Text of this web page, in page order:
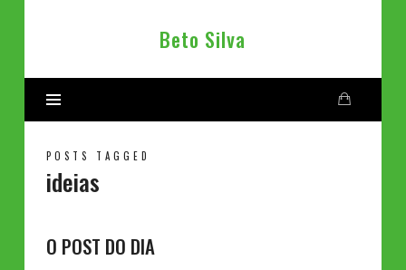
Beto
Beto Silva
POSTS TAGGED
ideias
O POST DO DIA